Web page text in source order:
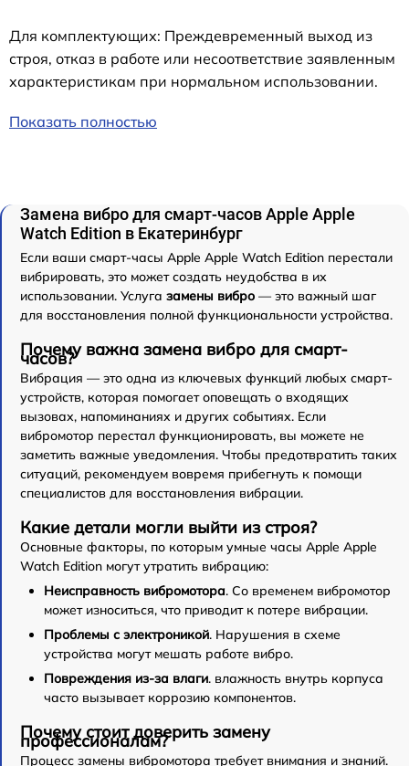
Для комплектующих: Преждевременный выход из
строя, отказ в работе или несоответствие заявленным
характеристикам при нормальном использовании.
Показать полностью
Замена вибро для смарт-часов Apple Apple
Watch Edition в Екатеринбург
Если ваши смарт-часы Apple Apple Watch Edition перестали
вибрировать, это может создать неудобства в их
использовании. Услуга замены вибро — это важный шаг
для восстановления полной функциональности устройства.
Почему важна замена вибро для смарт-
часов?
Вибрация — это одна из ключевых функций любых смарт-
устройств, которая помогает оповещать о входящих
вызовах, напоминаниях и других событиях. Если
вибромотор перестал функционировать, вы можете не
заметить важные уведомления. Чтобы предотвратить таких
ситуаций, рекомендуем вовремя прибегнуть к помощи
специалистов для восстановления вибрации.
Какие детали могли выйти из строя?
Основные факторы, по которым умные часы Apple Apple
Watch Edition могут утратить вибрацию:
Неисправность вибромотора. Со временем вибромотор
может износиться, что приводит к потере вибрации.
Проблемы с электроникой. Нарушения в схеме
устройства могут мешать работе вибро.
Повреждения из-за влаги. влажность внутрь корпуса
часто вызывает коррозию компонентов.
Почему стоит доверить замену
профессионалам?
Процесс замены вибромотора требует внимания и знаний.